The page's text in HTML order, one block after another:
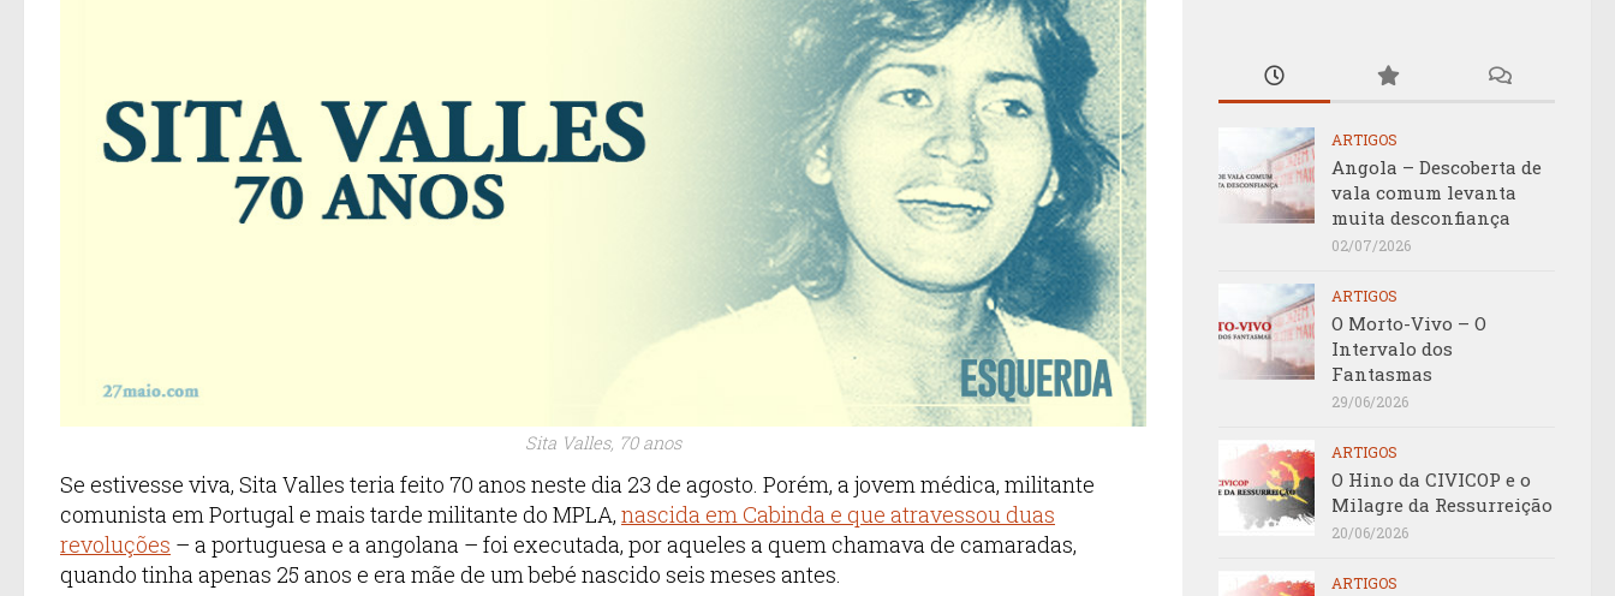
Sita Valles, 70 anos
Se estivesse viva, Sita Valles teria feito 70 anos neste dia 23 de agosto. Porém, a jovem médica, militante
comunista em Portugal e mais tarde militante do MPLA, nascida em Cabinda e que atravessou duas
revoluções – a portuguesa e a angolana – foi executada, por aqueles a quem chamava de camaradas,
quando tinha apenas 25 anos e era mãe de um bebé nascido seis meses antes.
ARTIGOS
Angola – Descoberta de
vala comum levanta
muita desconfiança
02/07/2026
ARTIGOS
O Morto-Vivo – O
Intervalo dos
Fantasmas
29/06/2026
ARTIGOS
O Hino da CIVICOP e o
Milagre da Ressurreição
20/06/2026
ARTIGOS